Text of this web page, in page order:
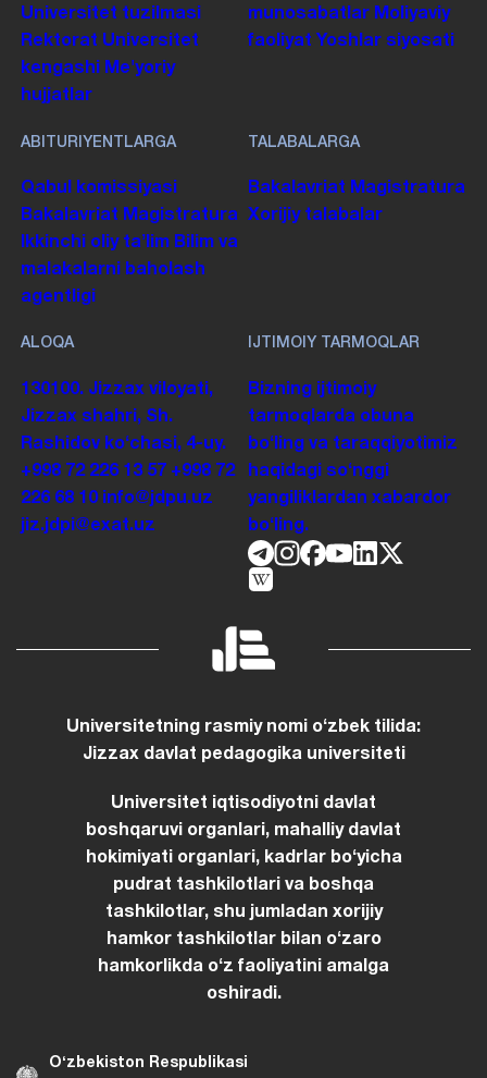
Universitet tuzilmasi
Rektorat Universitet
kengashi
Me'yoriy
hujjatlar
munosabatlar Moliyaviy
faoliyat Yoshlar siyosati
ABITURIYENTLARGA
Qabul komissiyasi
Bakalavriat Magistratura
Ikkinchi oliy taʼlim Bilim va
malakalarni baholash
agentligi
TALABALARGA
Bakalavriat Magistratura
Xorijiy talabalar
ALOQA
130100. Jizzax viloyati,
Jizzax shahri, Sh.
Rashidov koʻchasi, 4-uy.
+998 72 226 13 57 +998 72
226 68 10 info@jdpu.uz
jiz.jdpi@exat.uz
IJTIMOIY TARMOQLAR
Bizning ijtimoiy
tarmoqlarda obuna
boʻling va taraqqiyotimiz
haqidagi soʻnggi
yangiliklardan xabardor
boʻling.
Universitetning rasmiy nomi oʻzbek tilida:
Jizzax davlat pedagogika universiteti
Universitet iqtisodiyotni davlat
boshqaruvi organlari, mahalliy davlat
hokimiyati organlari, kadrlar boʻyicha
pudrat tashkilotlari va boshqa
tashkilotlar, shu jumladan xorijiy
hamkor tashkilotlar bilan oʻzaro
hamkorlikda oʻz faoliyatini amalga
oshiradi.
Oʻzbekiston Respublikasi